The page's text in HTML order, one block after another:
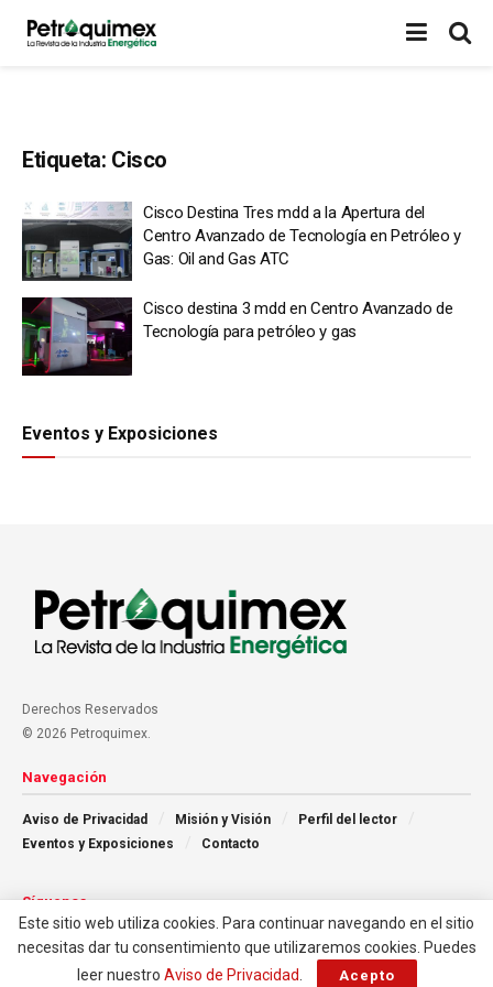
Etiqueta: Cisco
Cisco Destina Tres mdd a la Apertura del
Centro Avanzado de Tecnología en Petróleo y
Gas: Oil and Gas ATC
Cisco destina 3 mdd en Centro Avanzado de
Tecnología para petróleo y gas
Eventos y Exposiciones
Derechos Reservados
© 2026 Petroquimex.
Navegación
Aviso de Privacidad Misión y Visión
Perfil del lector
Eventos y Exposiciones
Contacto
Síguenos
Este sitio web utiliza cookies. Para continuar navegando en el sitio
necesitas dar tu consentimiento que utilizaremos cookies. Puedes
leer nuestro Aviso de Privacidad Acepto